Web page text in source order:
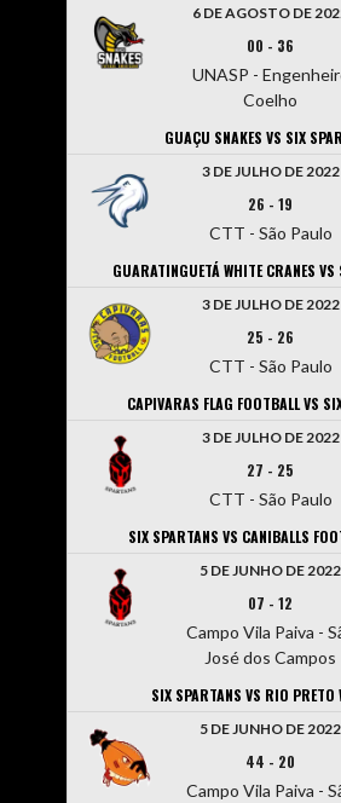
6 DE AGOSTO DE
00 - 36
UNASP -
Coelho
GUAÇU SNAKES VS SIX
3 DE JULHO DE 2022
26 -19
CTT - São Paulo
GUARATINGUETÁ WHITE CRANES VS
3 DE JULHO DE 2022
25 - 26
CTT - São Paulo
CAPIVARAS FLAG FOOTBALL VS
3 DE JULHO DE 2022
27 - 25
CTT - São Paulo
SIX SPARTANS VS CANIBALLS
5 DE JUNHO DE 2022
07 -12
Campo Vila Paiva -
José dos Campos
SIX SPARTANS VS RIO PRETO
5 DE JUNHO DE 2022
44 - 20
Campo Vila Paiva -